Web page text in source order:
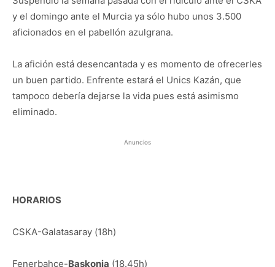
y el domingo ante el Murcia ya sólo hubo unos 3.500
aficionados en el pabellón azulgrana.
La afición está desencantada y es momento de ofrecerles
un buen partido. Enfrente estará el Unics Kazán, que
tampoco debería dejarse la vida pues está asimismo
eliminado.
Anuncios
HORARIOS
CSKA-Galatasaray (18h)
Fenerbahce-Baskonia (18.45h)